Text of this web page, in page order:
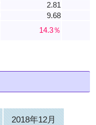
2.81
9.68
14.3％
2018年12月